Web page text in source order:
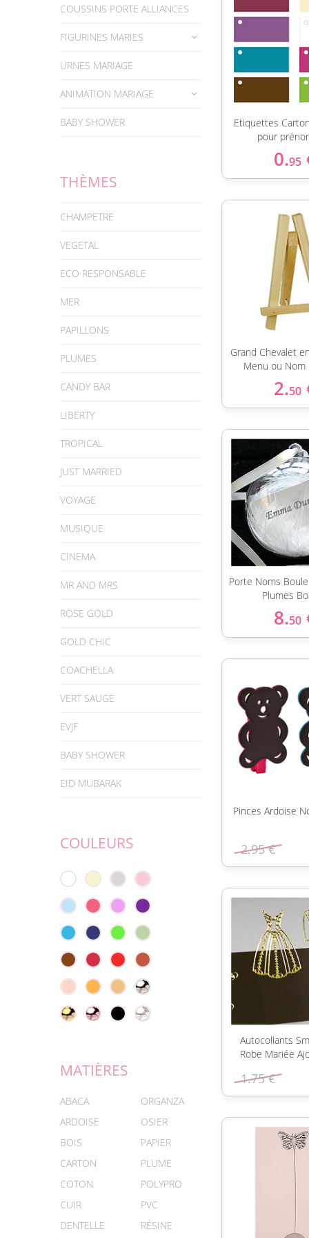
COUSSINS PORTE ALLIANCES
FIGURINES MARIES
URNES MARIAGE
ANIMATION MARIAGE
BABY SHOWER
THÈMES
CHAMPETRE
VEGETAL
ECO RESPONSABLE
MER
PAPILLONS
PLUMES
CANDY BAR
LIBERTY
TROPICAL
JUST MARRIED
VOYAGE
MUSIQUE
CINEMA
MR AND MRS
ROSE GOLD
GOLD CHIC
COACHELLA
VERT SAUGE
EVJF
BABY SHOWER
EID MUBARAK
COULEURS
MATIÈRES
ABACA
ARDOISE
BOIS
CARTON
COTON
CUIR
DENTELLE
ORGANZA
OSIER
PAPIER
PLUME
POLYPRO
PVC
RÉSINE
Etiquettes
pour
0.95
Grand Chevalet
Menu ou Nom
2.50
Porte Noms
Plumes
8.50
Pinces Ardoise
2.95 €
Autocollants
Robe Mariée
1.75 €